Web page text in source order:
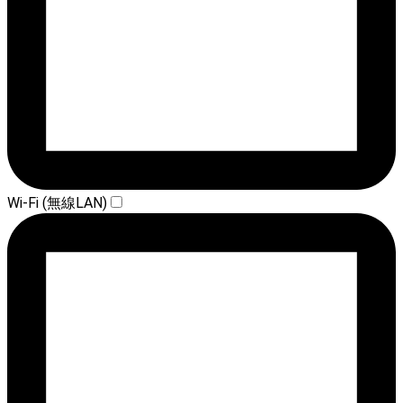
Wi-Fi (無線LAN)